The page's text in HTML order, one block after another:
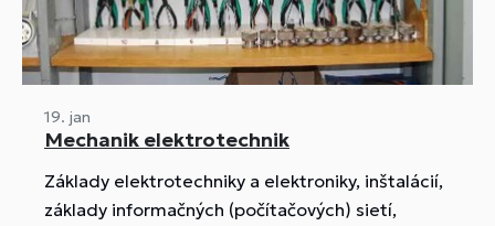
19. jan
Mechanik elektrotechnik
Základy elektrotechniky a elektroniky, inštalácií,
základy informačných (počítačových) sietí,